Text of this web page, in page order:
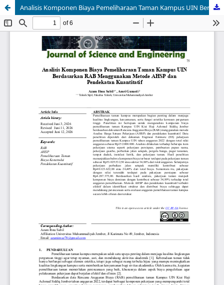
Analisis Komponen Biaya Pemeliharaan Taman Kampus UIN Berdasarkan RAB Menggunakan Metode AHSP dan Pendekatan Kuantitatif